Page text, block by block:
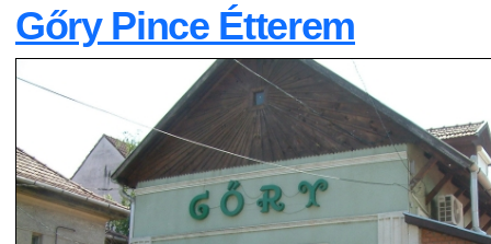
Gőry Pince Étterem